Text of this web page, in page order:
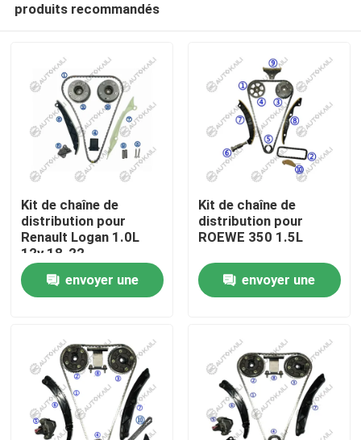
À la maison
Produits
Vidéos
Visite de l'usine
Contrôle de la qualité
produits recommandés
Kit de chaîne de
distribution pour
Renault Logan 1.0L
12v 18-22
envoyer une
Kit de chaîne de
distribution pour
ROEWE 350 1.5L
envoyer une